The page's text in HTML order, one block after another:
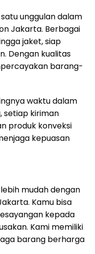
unggulan dalam
Jakarta. Berbagai
jaket, siap
Dengan kualitas
barang-
waktu dalam
setiap kiriman
produk konveksi
kepuasan
mudah dengan
Kamu bisa
kepada
Kami memiliki
barang berharga